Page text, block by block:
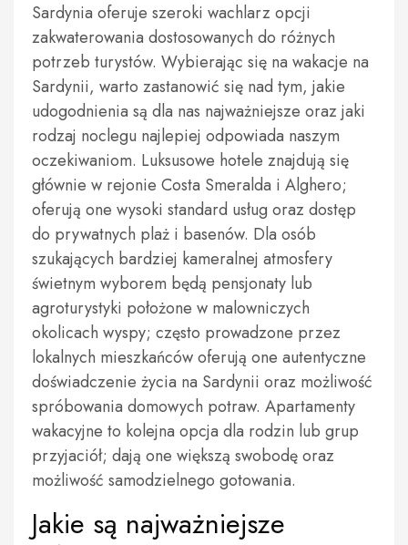
Sardynia oferuje szeroki wachlarz opcji
zakwaterowania dostosowanych do różnych
potrzeb turystów. Wybierając się na wakacje na
Sardynii, warto zastanowić się nad tym, jakie
udogodnienia są dla nas najważniejsze oraz jaki
rodzaj noclegu najlepiej odpowiada naszym
oczekiwaniom. Luksusowe hotele znajdują się
głównie w rejonie Costa Smeralda i Alghero;
oferują one wysoki standard usług oraz dostęp
do prywatnych plaż i basenów. Dla osób
szukających bardziej kameralnej atmosfery
świetnym wyborem będą pensjonaty lub
agroturystyki położone w malowniczych
okolicach wyspy; często prowadzone przez
lokalnych mieszkańców oferują one autentyczne
doświadczenie życia na Sardynii oraz możliwość
spróbowania domowych potraw. Apartamenty
wakacyjne to kolejna opcja dla rodzin lub grup
przyjaciół; dają one większą swobodę oraz
możliwość samodzielnego gotowania.
Jakie są najważniejsze